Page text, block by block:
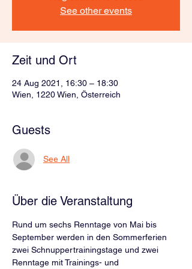
See other events
Zeit und Ort
24 Aug 2021, 16:30 – 18:30
Wien, 1220 Wien, Österreich
Guests
See All
Über die Veranstaltung
Rund um sechs Renntage von Mai bis
September werden in den Sommerferien
zwei Schnuppertrainingstage und zwei
Renntage mit Trainings- und